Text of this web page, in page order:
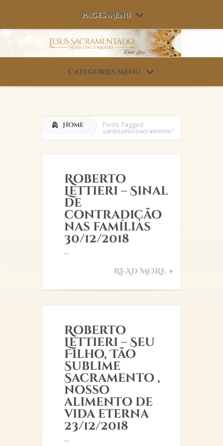
Pages Menu
Categories Menu
Home Posts Tagged
santissimosacramento"
Roberto
Lettieri – Sinal
de
contradição
nas famílias
30/12/2018
...
READ MORE
Roberto
Lettieri – Seu
Filho, Tão
Sublime
Sacramento ,
nosso
alimento de
vida eterna
23/12/2018
...